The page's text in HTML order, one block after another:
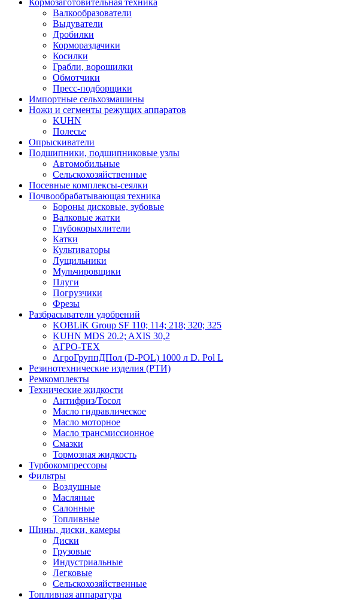
Кормозаготовительная техника
Валкообразователи
Выдуватели
Дробилки
Кормораздачики
Косилки
Грабли, ворошилки
Обмотчики
Пресс-подборщики
Импортные сельхозмашины
Ножи и сегменты режущих аппаратов
KUHN
Полесье
Опрыскиватели
Подшипники, подшипниковые узлы
Автомобильные
Сельскохозяйственные
Посевные комплексы-сеялки
Почвообрабатывающая техника
Бороны дисковые, зубовые
Валковые жатки
Глубокорыхлители
Катки
Культиваторы
Лущильники
Мульчировщики
Плуги
Погрузчики
Фрезы
Разбрасыватели удобрений
KOBLiK Group SF 110; 114; 218; 320; 325
KUHN MDS 20.2; AXIS 30,2
АГРО-ТЕХ
АгроГруппДПол (D-POL) 1000 л D. Pol L
Резинотехнические изделия (РТИ)
Ремкомплекты
Технические жидкости
Антифриз/Тосол
Масло гидравлическое
Масло моторное
Масло трансмиссионное
Смазки
Тормозная жидкость
Турбокомпрессоры
Фильтры
Воздушные
Масляные
Салонные
Топливные
Шины, диски, камеры
Диски
Грузовые
Индустриальные
Легковые
Сельскохозяйственные
Топливная аппаратура